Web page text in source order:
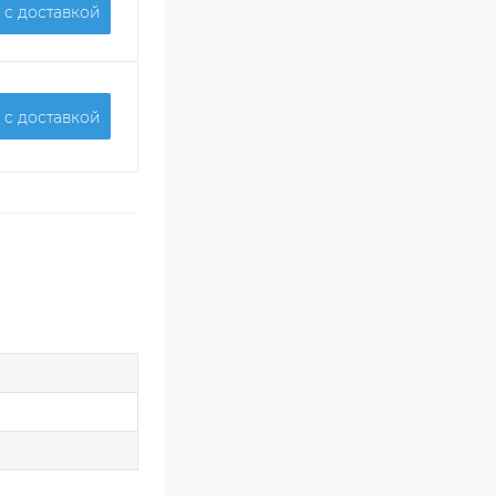
доставкой
доставкой